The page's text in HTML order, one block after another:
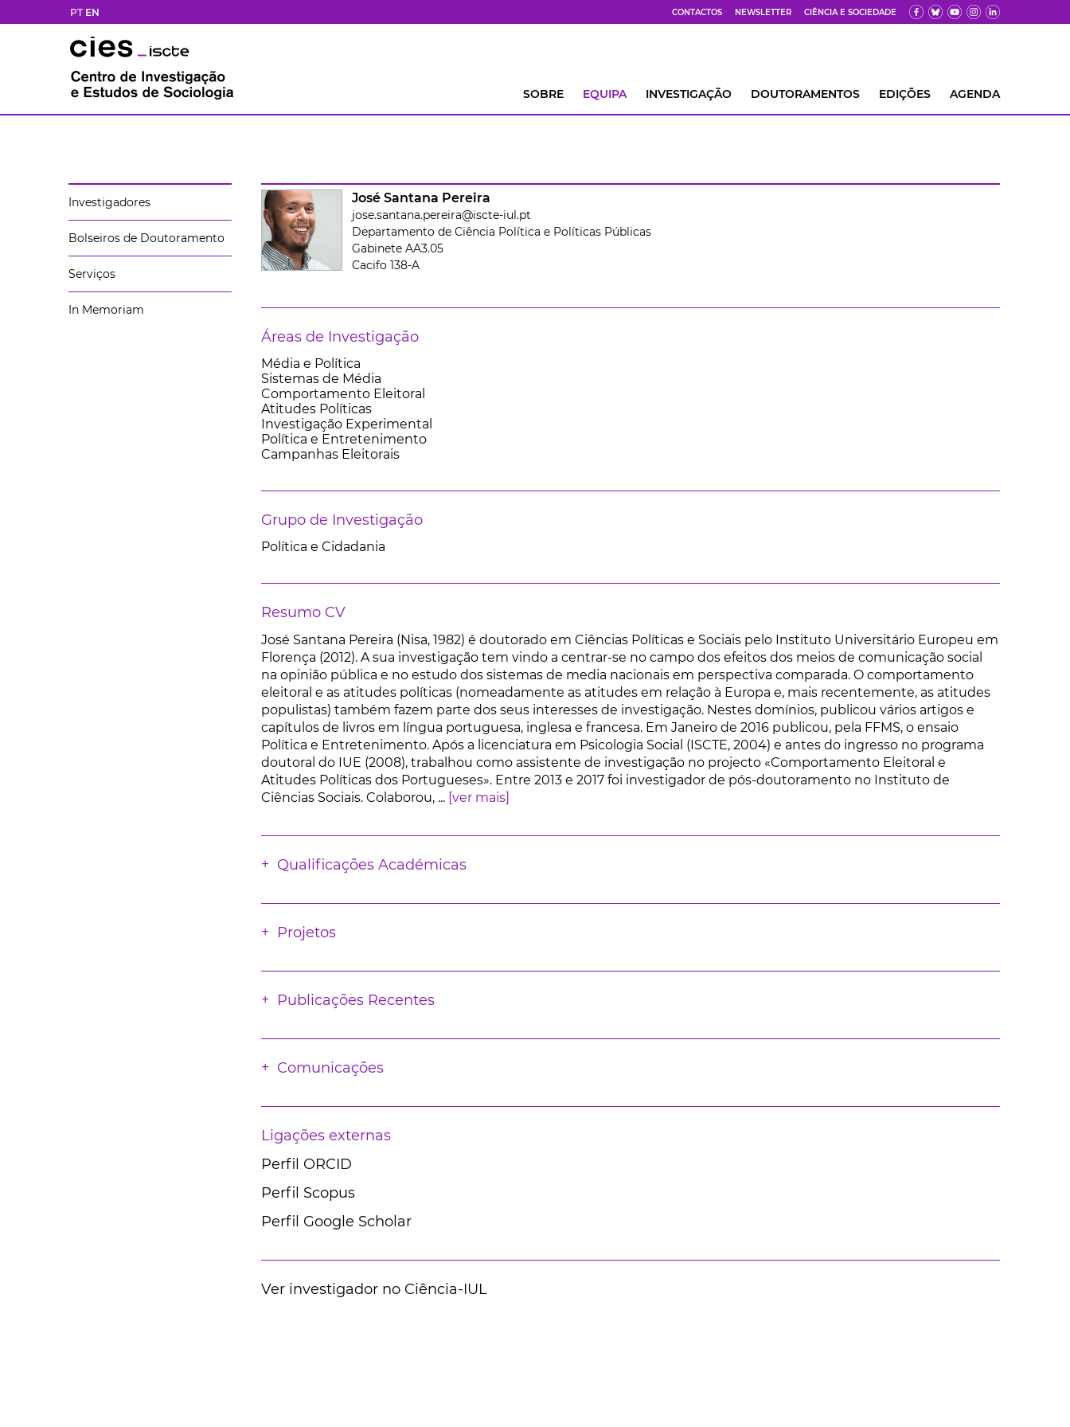
PT EN CONTACTOS NEWSLETTER CIÊNCIA E SOCIEDADE
SOBRE EQUIPA INVESTIGAÇÃO DOUTORAMENTOS EDIÇÕES AGENDA
Investigadores
Bolseiros de Doutoramento
Serviços
In Memoriam
José Santana Pereira
jose.santana.pereira@iscte-iul.pt
Departamento de Ciência Política e Políticas Públicas
Gabinete AA3.05
Cacifo 138-A
Áreas de Investigação
Média e Política
Sistemas de Média
Comportamento Eleitoral
Atitudes Políticas
Investigação Experimental
Política e Entretenimento
Campanhas Eleitorais
Grupo de Investigação
Política e Cidadania
Resumo CV
José Santana Pereira (Nisa, 1982) é doutorado em Ciências Políticas e Sociais pelo Instituto Universitário Europeu em
Florença (2012). A sua investigação tem vindo a centrar-se no campo dos efeitos dos meios de comunicação social
na opinião pública e no estudo dos sistemas de media nacionais em perspectiva comparada. O comportamento
eleitoral e as atitudes políticas (nomeadamente as atitudes em relação à Europa e, mais recentemente, as atitudes
populistas) também fazem parte dos seus interesses de investigação. Nestes domínios, publicou vários artigos e
capítulos de livros em língua portuguesa, inglesa e francesa. Em Janeiro de 2016 publicou, pela FFMS, o ensaio
Política e Entretenimento. Após a licenciatura em Psicologia Social (ISCTE, 2004) e antes do ingresso no programa
doutoral do IUE (2008), trabalhou como assistente de investigação no projecto «Comportamento Eleitoral e
Atitudes Políticas dos Portugueses». Entre 2013 e 2017 foi investigador de pós-doutoramento no Instituto de
Ciências Sociais. Colaborou, ... [ver mais]
Qualificações Académicas
Projetos
Publicações Recentes
Comunicações
Ligações externas
Perfil ORCID
Perfil Scopus
Perfil Google Scholar
Ver investigador no Ciência-IUL